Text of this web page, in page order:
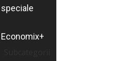
speciale
Economix+